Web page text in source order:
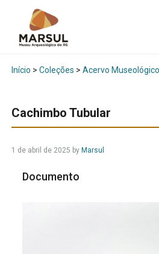
Início > Coleções > Acervo Museológico
Cachimbo Tubular
1 de abril de 2025 by Marsul
Documento